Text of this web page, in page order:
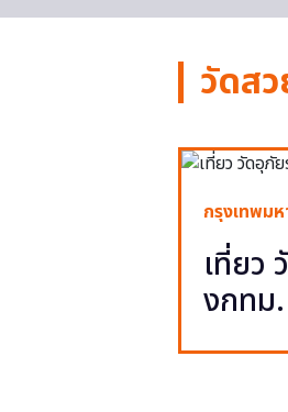
วัดส
กรุงเทพม
เที่ยว
งกทม.